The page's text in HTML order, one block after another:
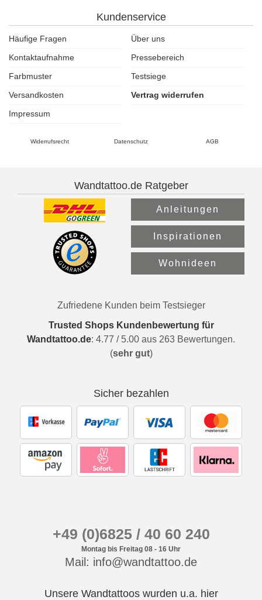
Kundenservice
Häufige Fragen
Über uns
Kontaktaufnahme
Pressebereich
Farbmuster
Testsiege
Versandkosten
Vertrag widerrufen
Impressum
Widerrufsrecht Datenschutz AGB
Wandtattoo.de Ratgeber
Anleitungen
Inspirationen
Wohnideen
Zufriedene Kunden beim Testsieger
Trusted Shops Kundenbewertung für
Wandtattoo.de: 4.77 / 5.00 aus 263 Bewertungen.
(sehr gut)
Sicher bezahlen
+49 (0)6825 / 40 60 240
Montag bis Freitag 08 - 16 Uhr
Mail: info@wandtattoo.de
Unsere Wandtattoos wurden u.a. hier